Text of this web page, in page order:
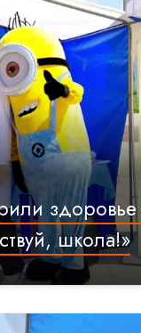
здоровье
школа!»